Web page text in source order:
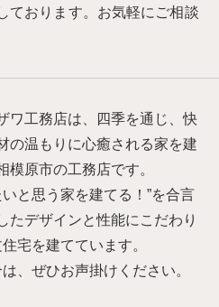
ております。お気軽にご相談
ワ工務店は、四季を通じ、快
の温もりに心癒される家を建
模原市の工務店です。
と思う家を建てる！”を合言
たデザインと性能にこだわり
宅を建てています。
、ぜひお声掛けください。